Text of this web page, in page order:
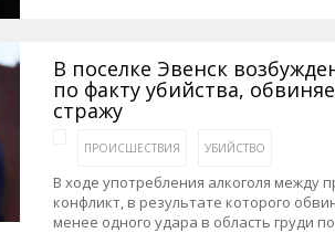
В поселке Эвенск
по факту убийства,
стражу
ПРОИСШЕСТВИЯ УБИЙСТВО
В ходе употребления алкоголя между
конфликт, в результате которого
менее одного удара в область груди